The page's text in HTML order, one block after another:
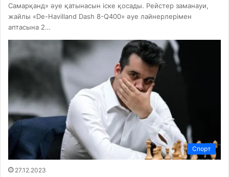
Самарқанд» әуе қатынасын іске қосады. Рейстер заманауи,
жайлы «De-Havilland Dash 8-Q400» әуе лайнерлерімен
аптасына 2…
Спорт
27.12.2023